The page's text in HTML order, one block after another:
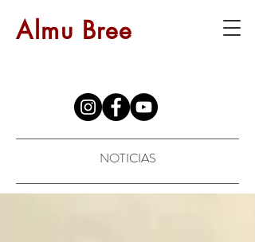
Almu Bree
NOTICIAS